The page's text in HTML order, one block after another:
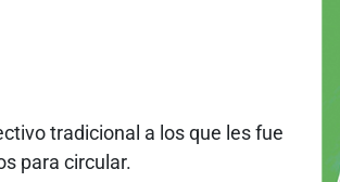
tradicional a los que les fue
para circular.